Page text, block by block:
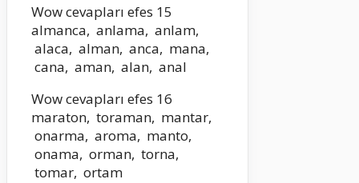
Wow cevapları efes 15
almanca, anlama, anlam,
alaca, alman, anca, mana,
cana, aman, alan, anal
Wow cevapları efes 16
maraton, toraman, mantar,
onarma, aroma, manto,
onama, orman, torna,
tomar, ortam